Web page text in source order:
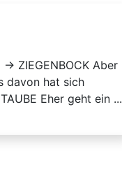
ZIEGENBOCK Aber
davon hat sich
Eher geht ein ...